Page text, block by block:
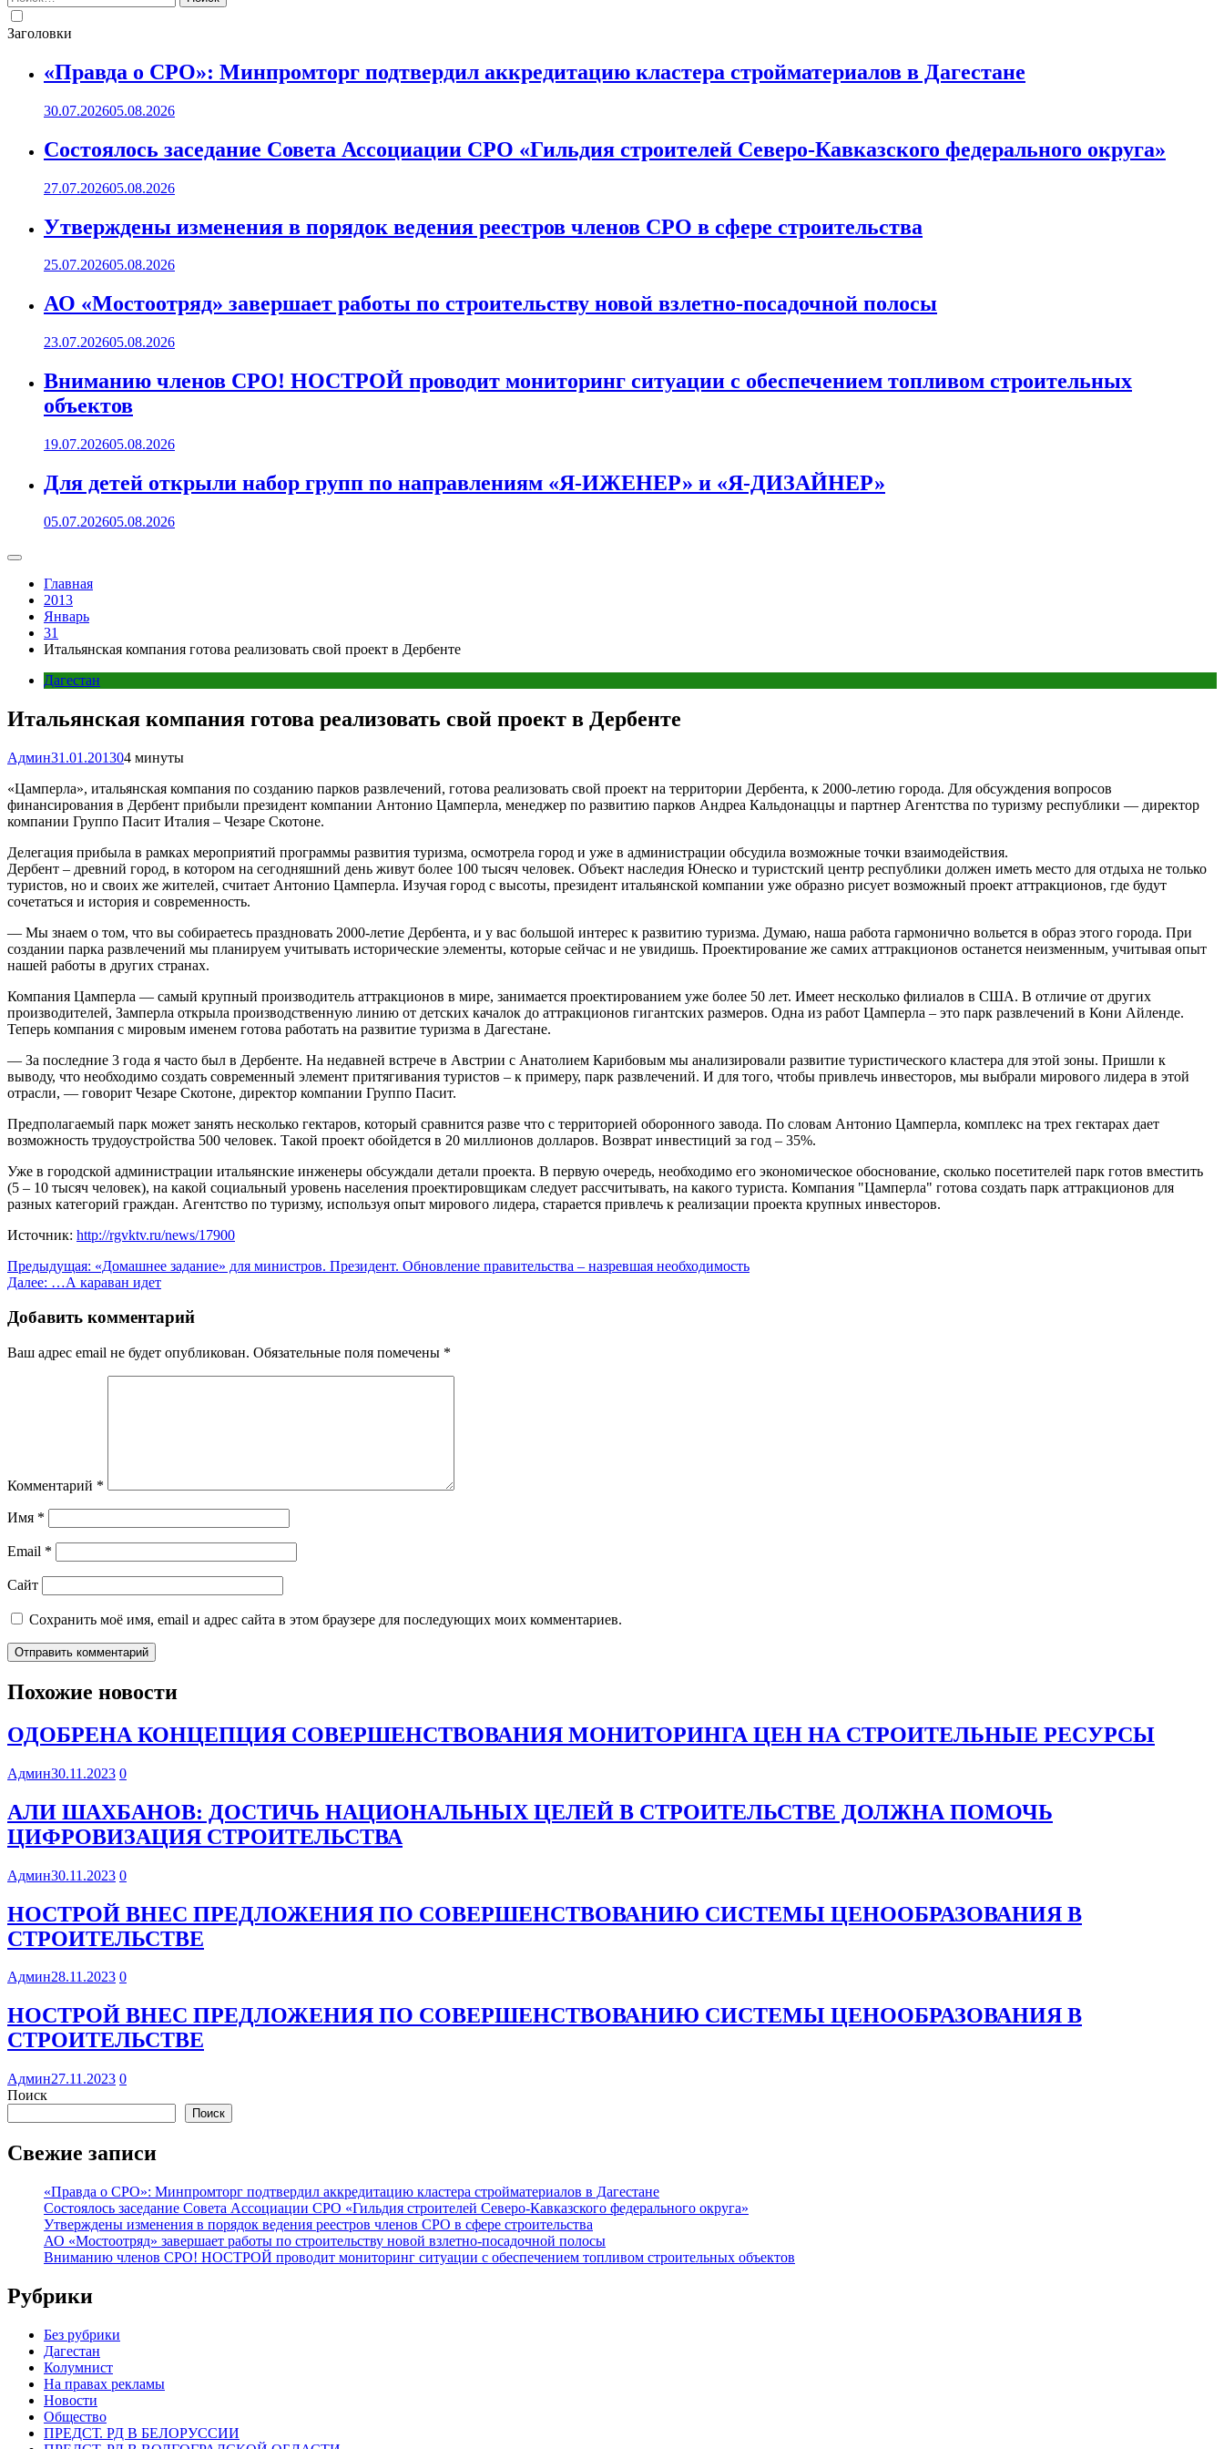
Заголовки
«Правда о СРО»: Минпромторг подтвердил аккредитацию кластера стройматериалов в Дагестане
30.07.202605.08.2026
Состоялось заседание Совета Ассоциации СРО «Гильдия строителей Северо-Кавказского федерального округа»
27.07.202605.08.2026
Утверждены изменения в порядок ведения реестров членов СРО в сфере строительства
25.07.202605.08.2026
АО «Мостоотряд» завершает работы по строительству новой взлетно-посадочной полосы
23.07.202605.08.2026
Вниманию членов СРО! НОСТРОЙ проводит мониторинг ситуации с обеспечением топливом строительных
объектов
19.07.202605.08.2026
Для детей открыли набор групп по направлениям «Я-ИЖЕНЕР» и «Я-ДИЗАЙНЕР»
05.07.202605.08.2026
Главная
2013
Январь
31
Итальянская компания готова реализовать свой проект в Дербенте
Дагестан
Итальянская компания готова реализовать свой проект в Дербенте
Админ31.01.201304 минуты
«Цамперла», итальянская компания по созданию парков развлечений, готова реализовать свой проект на территории Дербента, к 2000-летию города. Для обсуждения вопросов
финансирования в Дербент прибыли президент компании Антонио Цамперла, менеджер по развитию парков Андреа Кальдонаццы и партнер Агентства по туризму республики — директор
компании Группо Пасит Италия – Чезаре Скотоне.
Делегация прибыла в рамках мероприятий программы развития туризма, осмотрела город и уже в администрации обсудила возможные точки взаимодействия.
Дербент – древний город, в котором на сегодняшний день живут более 100 тысяч человек. Объект наследия Юнеско и туристский центр республики должен иметь место для отдыха не только
туристов, но и своих же жителей, считает Антонио Цамперла. Изучая город с высоты, президент итальянской компании уже образно рисует возможный проект аттракционов, где будут
сочетаться и история и современность.
— Мы знаем о том, что вы собираетесь праздновать 2000-летие Дербента, и у вас большой интерес к развитию туризма. Думаю, наша работа гармонично вольется в образ этого города. При
создании парка развлечений мы планируем учитывать исторические элементы, которые сейчас и не увидишь. Проектирование же самих аттракционов останется неизменным, учитывая опыт
нашей работы в других странах.
Компания Цамперла — самый крупный производитель аттракционов в мире, занимается проектированием уже более 50 лет. Имеет несколько филиалов в США. В отличие от других
производителей, Замперла открыла производственную линию от детских качалок до аттракционов гигантских размеров. Одна из работ Цамперла – это парк развлечений в Кони Айленде.
Теперь компания с мировым именем готова работать на развитие туризма в Дагестане.
— За последние 3 года я часто был в Дербенте. На недавней встрече в Австрии с Анатолием Карибовым мы анализировали развитие туристического кластера для этой зоны. Пришли к
выводу, что необходимо создать современный элемент притягивания туристов – к примеру, парк развлечений. И для того, чтобы привлечь инвесторов, мы выбрали мирового лидера в этой
отрасли, — говорит Чезаре Скотоне, директор компании Группо Пасит.
Предполагаемый парк может занять несколько гектаров, который сравнится разве что с территорией оборонного завода. По словам Антонио Цамперла, комплекс на трех гектарах дает
возможность трудоустройства 500 человек. Такой проект обойдется в 20 миллионов долларов. Возврат инвестиций за год – 35%.
Уже в городской администрации итальянские инженеры обсуждали детали проекта. В первую очередь, необходимо его экономическое обоснование, сколько посетителей парк готов вместить
(5 – 10 тысяч человек), на какой социальный уровень населения проектировщикам следует рассчитывать, на какого туриста. Компания "Цамперла" готова создать парк аттракционов для
разных категорий граждан. Агентство по туризму, используя опыт мирового лидера, старается привлечь к реализации проекта крупных инвесторов.
Источник: http://rgvktv.ru/news/17900
Навигация
по
записям
Предыдущая: «Домашнее задание» для министров. Президент. Обновление правительства – назревшая необходимость
Далее: …А караван идет
Добавить комментарий
Ваш адрес email не будет опубликован. Обязательные поля помечены *
Комментарий *
Имя *
Email *
Сайт
Сохранить моё имя, email и адрес сайта в этом браузере для последующих моих комментариев.
Похожие новости
ОДОБРЕНА КОНЦЕПЦИЯ СОВЕРШЕНСТВОВАНИЯ МОНИТОРИНГА ЦЕН НА СТРОИТЕЛЬНЫЕ РЕСУРСЫ
Админ30.11.2023 0
АЛИ ШАХБАНОВ: ДОСТИЧЬ НАЦИОНАЛЬНЫХ ЦЕЛЕЙ В СТРОИТЕЛЬСТВЕ ДОЛЖНА ПОМОЧЬ
ЦИФРОВИЗАЦИЯ СТРОИТЕЛЬСТВА
Админ30.11.2023 0
НОСТРОЙ ВНЕС ПРЕДЛОЖЕНИЯ ПО СОВЕРШЕНСТВОВАНИЮ СИСТЕМЫ ЦЕНООБРАЗОВАНИЯ В
СТРОИТЕЛЬСТВЕ
Админ28.11.2023 0
НОСТРОЙ ВНЕС ПРЕДЛОЖЕНИЯ ПО СОВЕРШЕНСТВОВАНИЮ СИСТЕМЫ ЦЕНООБРАЗОВАНИЯ В
СТРОИТЕЛЬСТВЕ
Админ27.11.2023 0
Поиск
Поиск
Свежие записи
«Правда о СРО»: Минпромторг подтвердил аккредитацию кластера стройматериалов в Дагестане
Состоялось заседание Совета Ассоциации СРО «Гильдия строителей Северо-Кавказского федерального округа»
Утверждены изменения в порядок ведения реестров членов СРО в сфере строительства
АО «Мостоотряд» завершает работы по строительству новой взлетно-посадочной полосы
Вниманию членов СРО! НОСТРОЙ проводит мониторинг ситуации с обеспечением топливом строительных объектов
Рубрики
Без рубрики
Дагестан
Колумнист
На правах рекламы
Новости
Общество
ПРЕДСТ. РД В БЕЛОРУССИИ